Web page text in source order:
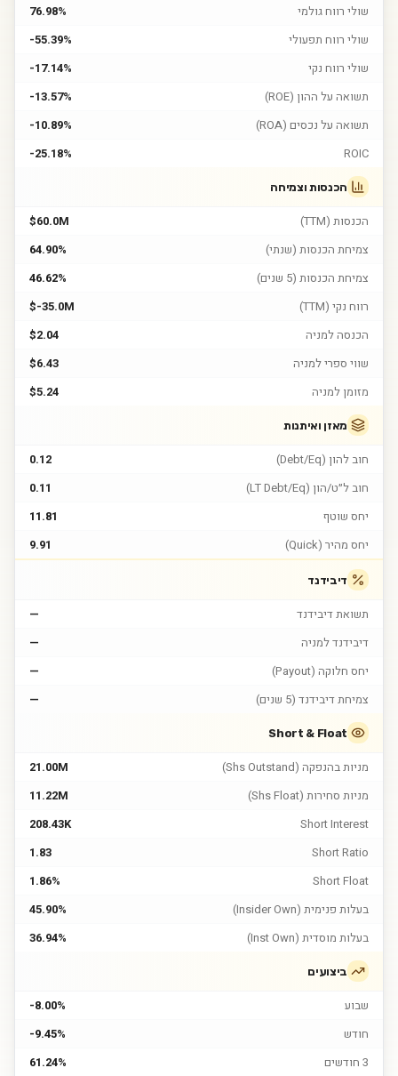
שולי רווח גולמי
76.98%
שולי רווח תפעולי
-55.39%
שולי רווח נקי
-17.14%
תשואה על ההון (ROE)
-13.57%
תשואה על נכסים (ROA)
-10.89%
ROIC
-25.18%
הכנסות וצמיחה
הכנסות (TTM)
$60.0M
צמיחת הכנסות (שנתי)
64.90%
צמיחת הכנסות (5 שנים)
46.62%
רווח נקי (TTM)
$-35.0M
הכנסה למניה
$2.04
שווי ספרי למניה
$6.43
מזומן למניה
$5.24
מאזן ואיתנות
חוב להון (Debt/Eq)
0.12
חוב ל״ט/הון (LT Debt/Eq)
0.11
יחס שוטף
11.81
יחס מהיר (Quick)
9.91
דיבידנד
תשואת דיבידנד
—
דיבידנד למניה
—
יחס חלוקה (Payout)
—
צמיחת דיבידנד (5 שנים)
—
Short & Float
מניות בהנפקה (Shs Outstand)
21.00M
מניות סחירות (Shs Float)
11.22M
Short Interest
208.43K
Short Ratio
1.83
Short Float
1.86%
בעלות פנימית (Insider Own)
45.90%
בעלות מוסדית (Inst Own)
36.94%
ביצועים
שבוע
-8.00%
חודש
-9.45%
3 חודשים
61.24%